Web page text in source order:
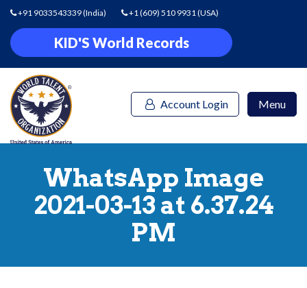
+91 9033543339(India) +1 (609) 510 9931(USA)
KID'S World Records
Account Login Menu
WhatsApp Image
2021-03-13 at 6.37.24
PM